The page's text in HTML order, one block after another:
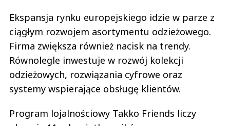
Ekspansja rynku europejskiego idzie w parze z
ciągłym rozwojem asortymentu odzieżowego.
Firma zwiększa również nacisk na trendy.
Równolegle inwestuje w rozwój kolekcji
odzieżowych, rozwiązania cyfrowe oraz
systemy wspierające obsługę klientów.
Program lojalnościowy Takko Friends liczy